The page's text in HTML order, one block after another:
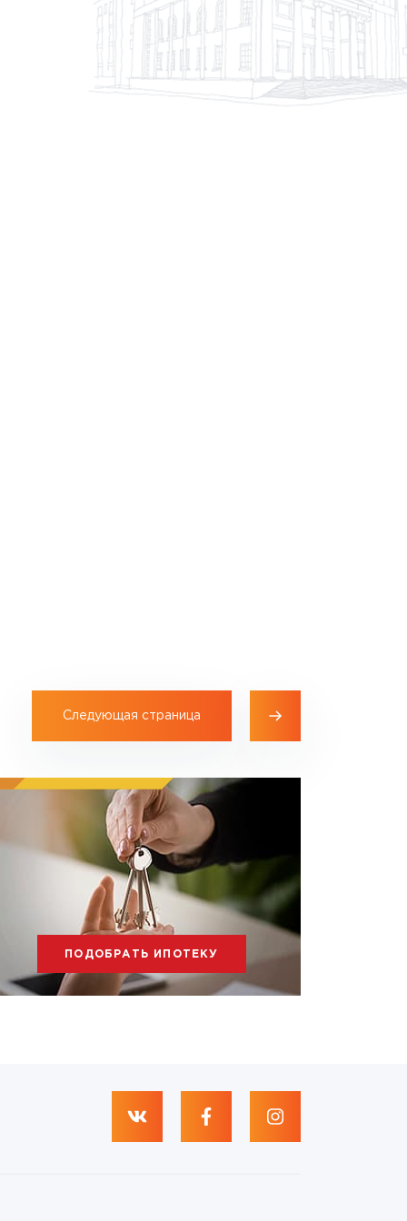
Следующая страница
ПОДОБРАТЬ ИПОТЕКУ